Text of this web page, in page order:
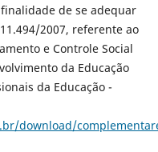
de se adequar
2007, referente ao
e Controle Social
da Educação
da Educação -
download/